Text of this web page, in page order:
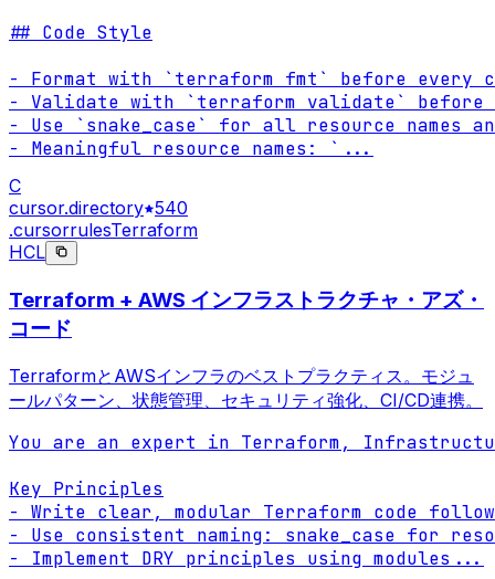
## Code Style
- Format with `terraform fmt` before every
- Validate with `terraform validate` before
- Use `snake_case` for all resource names
- Meaningful resource names: ` ...
C
cursor.directory 540
.cursorrulesTerraform
HCL
Terraform + AWS インフラストラクチャ・アズ・
コード
TerraformとAWSインフラのベストプラクティス。モジュ
ールパターン、状態管理、セキュリティ強化、CI/CD連携。
You are an expert in Terraform,
Key Principles
- Write clear, modular Terraform code
- Use consistent naming: snake_case for
- Implement DRY principles using modules ...